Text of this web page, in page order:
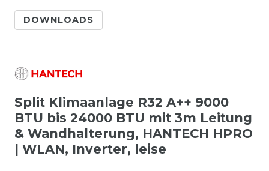
DOWNLOADS
Split Klimaanlage R32 A++ 9000
BTU bis 24000 BTU mit 3m Leitung
& Wandhalterung, HANTECH HPRO
| WLAN, Inverter, leise